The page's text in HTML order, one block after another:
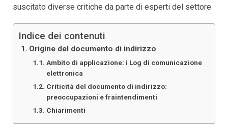
suscitato diverse critiche da parte di esperti del settore.
Indice dei contenuti
Origine del documento di indirizzo
Ambito di applicazione: i Log di comunicazione
elettronica
Criticità del documento di indirizzo:
preoccupazioni e fraintendimenti
Chiarimenti